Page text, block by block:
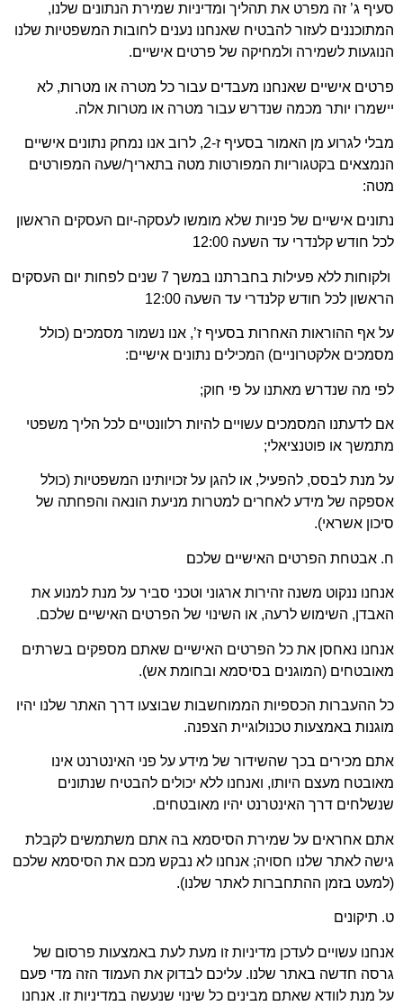
ג’ זה מפרט את תהליך ומדיניות שמירת הנתונים שלנו,
לעזור להבטיח שאנחנו נענים לחובות המשפטיות שלנו
לשמירה ולמחיקה של פרטים אישיים.
אישיים שאנחנו מעבדים עבור כל מטרה או מטרות, לא
יותר מכמה שנדרש עבור מטרה או מטרות אלה.
מבלי לגרוע מן האמור בסעיף ז-2, לרוב אנו נמחק נתונים אישיים
בקטגוריות המפורטות מטה בתאריך/שעה המפורטים
אישיים של פניות שלא מומשו לעסקה-יום העסקים הראשון
חודש קלנדרי עד השעה 12:00
ולקוחות ללא פעילות בחברתנו במשך 7 שנים לפחות יום העסקים
לכל חודש קלנדרי עד השעה 12:00
אף ההוראות האחרות בסעיף ז’, אנו נשמור מסמכים (כולל
אלקטרוניים) המכילים נתונים אישיים:
מה שנדרש מאתנו על פי חוק;
לדעתנו המסמכים עשויים להיות רלוונטיים לכל הליך משפטי
או פוטנציאלי;
מנת לבסס, להפעיל, או להגן על זכויותינו המשפטיות (כולל
של מידע לאחרים למטרות מניעת הונאה והפחתה של
אשראי).
אבטחת הפרטים האישיים שלכם
ננקוט משנה זהירות ארגוני וטכני סביר על מנת למנוע את
השימוש לרעה, או השינוי של הפרטים האישיים שלכם.
נאחסן את כל הפרטים האישיים שאתם מספקים בשרתים
(המוגנים בסיסמא ובחומת אש).
ההעברות הכספיות הממוחשבות שבוצעו דרך האתר שלנו יהיו
באמצעות טכנולוגיית הצפנה.
מכירים בכך שהשידור של מידע על פני האינטרנט אינו
מעצם היותו, ואנחנו ללא יכולים להבטיח שנתונים
דרך האינטרנט יהיו מאובטחים.
אחראים על שמירת הסיסמא בה אתם משתמשים לקבלת
לאתר שלנו חסויה; אנחנו לא נבקש מכם את הסיסמא שלכם
בזמן ההתחברות לאתר שלנו).
תיקונים
עשויים לעדכן מדיניות זו מעת לעת באמצעות פרסום של
חדשה באתר שלנו. עליכם לבדוק את העמוד הזה מדי פעם
מנת לוודא שאתם מבינים כל שינוי שנעשה במדיניות זו. אנחנו